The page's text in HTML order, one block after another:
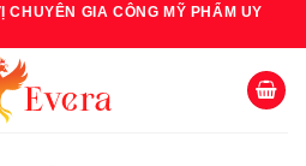
CHUYÊN GIA CÔNG MỸ PHẨM UY